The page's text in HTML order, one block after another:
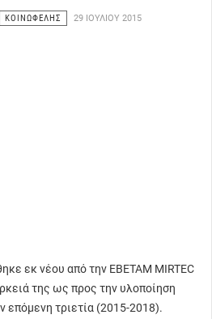
ΚΟΙΝΩΦΕΛΗΣ 29 ΙΟΥΛΊΟΥ 2015
εκ νέου από την ΕΒΕΤΑΜ MIRTEC
της ως προς την υλοποίηση
επόμενη τριετία (2015-2018).